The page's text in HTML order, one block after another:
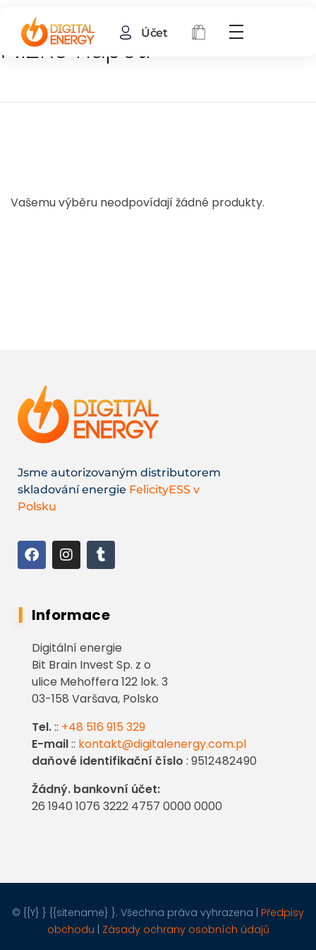
Účet
Nízké napětí
Vašemu výběru neodpovídají žádné produkty.
Jsme autorizovaným distributorem
skladování energie FelicityESS v
Polsku
Informace
Digitální energie
Bit Brain Invest Sp. z o
ulice Mehoffera 122 lok. 3
03-158 Varšava, Polsko
Tel.:: +48 516 915 329
E-mail:: kontakt@digitalenergy.com.pl
daňové identifikační číslo : 9512482490
Žádný. bankovní účet:
26 1940 1076 3222 4757 0000 0000
© {{Y} } {{sitename} }. Všechna práva vyhrazena |
Předpisy
obchodu
Zásady ochrany osobních údajů